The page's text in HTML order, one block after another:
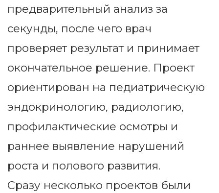
предварительный анализ за
секунды, после чего врач
проверяет результат и принимает
окончательное решение. Проект
ориентирован на педиатрическую
эндокринологию, радиологию,
профилактические осмотры и
раннее выявление нарушений
роста и полового развития.
Сразу несколько проектов были